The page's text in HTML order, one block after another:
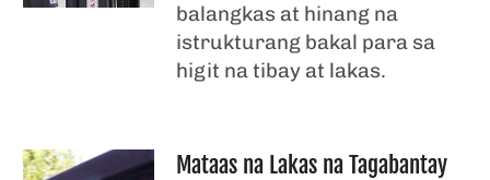
balangkas at hinang na
istrukturang bakal para sa
higit na tibay at lakas.
Mataas na Lakas na Tagabantay